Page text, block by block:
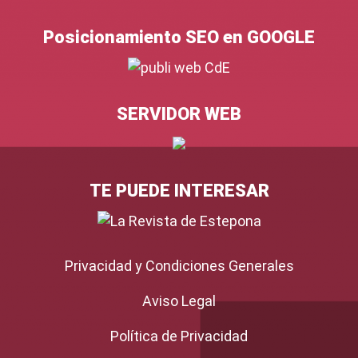
Posicionamiento SEO en GOOGLE
SERVIDOR WEB
TE PUEDE INTERESAR
Privacidad y Condiciones Generales
Aviso Legal
Política de Privacidad